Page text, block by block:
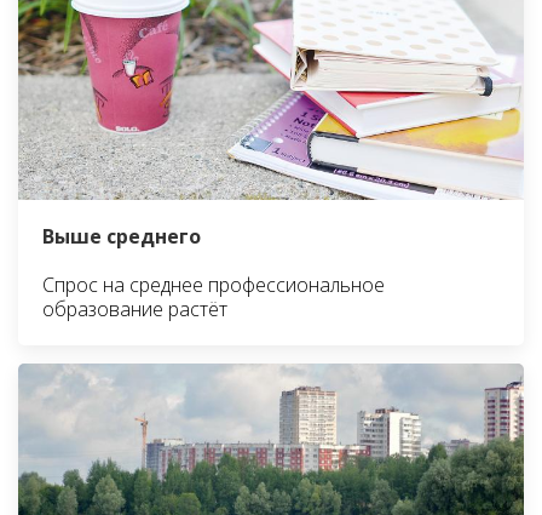
Выше среднего
Спрос на среднее профессиональное
образование растёт